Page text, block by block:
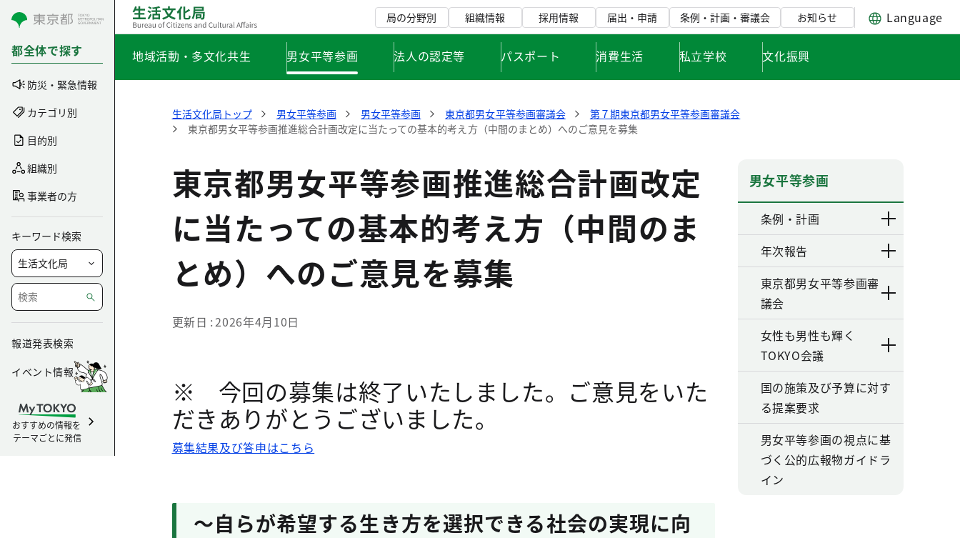
コンテンツにスキップ
都全体で探す
防災・緊急情報
カテゴリ別
目的別
組織別
事業者の方
キーワード検索
報道発表検索
イベント情報
おすすめの情報を
テーマごとに発信
局の分野別 組織情報 採用情報 届出・申請 条例・計画・審議会 お知らせ Language
地域活動・多文化共生 男女平等参画 法人の認定等 パスポート 消費生活 私立学校 文化振興
生活文化局トップ 男女平等参画 男女平等参画 東京都男女平等参画審議会
第７期東京都男女平等参画審議会
東京都男女平等参画推進総合計画改定に当たっての基本的考え方（中間のまとめ）へのご意見を募集
東京都男女平等参画推進総合計画改定
に当たっての基本的考え方（中間のま
とめ）へのご意見を募集
更新日 2026年4月10日
※ 今回の募集は終了いたしました。ご意見をいた
だきありがとうございました。
募集結果及び答申はこちら
～自らが希望する生き方を選択できる社会の実現に向
男女平等参画
条例・計画
年次報告
東京都男女平等参画審
議会
女性も男性も輝く
TOKYO会議
国の施策及び予算に対す
る提案要求
男女平等参画の視点に基
づく公的広報物ガイドラ
イン